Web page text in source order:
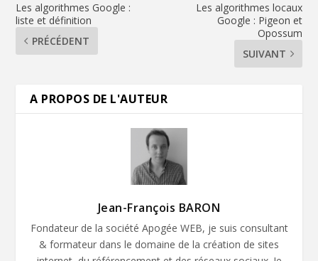
Les algorithmes Google :
liste et définition
PRÉCÉDENT
Les algorithmes locaux
Google : Pigeon et
Opossum
SUIVANT
A PROPOS DE L'AUTEUR
Jean-François BARON
Fondateur de la société Apogée WEB, je suis consultant
& formateur dans le domaine de la création de sites